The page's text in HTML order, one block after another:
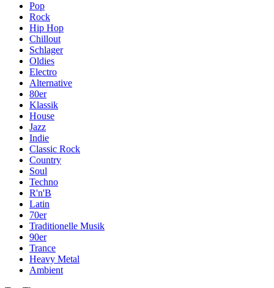
Pop
Rock
Hip Hop
Chillout
Schlager
Oldies
Electro
Alternative
80er
Klassik
House
Jazz
Indie
Classic Rock
Country
Soul
Techno
R'n'B
Latin
70er
Traditionelle Musik
90er
Trance
Heavy Metal
Ambient